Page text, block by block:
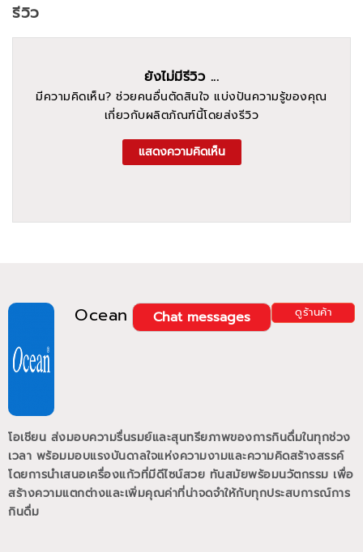
Ocean ดูร้านค้า
Chat messages
โอเชียน ส่งมอบความรื่นรมย์และสุนทรียภาพของการกินดื่มในทุกช่วง
เวลา พร้อมมอบแรงบันดาลใจแห่งความงามและความคิดสร้างสรรค์
โดยการนำเสนอเครื่องแก้วที่มีดีไซน์สวย ทันสมัยพร้อมนวัตกรรม เพื่อ
สร้างความแตกต่างและเพิ่มคุณค่าที่น่าจดจำให้กับทุกประสบการณ์การ
กินดื่ม
รีวิว
ยังไม่มีรีวิว ...
มีความคิดเห็น? ช่วยคนอื่นตัดสินใจ แบ่งปันความรู้ของคุณ
เกี่ยวกับผลิตภัณฑ์นี้โดยส่งรีวิว
แสดงความคิดเห็น